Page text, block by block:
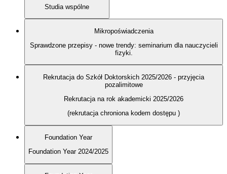
Studia wspólne
Mikropoświadczenia
Sprawdzone przepisy - nowe trendy: seminarium dla nauczycieli
fizyki.
Rekrutacja do Szkół Doktorskich 2025/2026 - przyjęcia
pozalimitowe
Rekrutacja na rok akademicki 2025/2026
(rekrutacja chroniona kodem dostępu )
Foundation Year
Foundation Year 2024/2025